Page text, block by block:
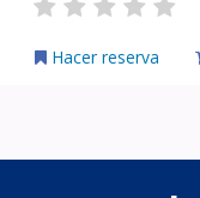
Hacer reserva